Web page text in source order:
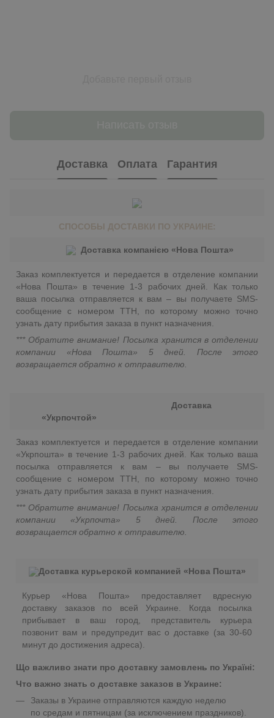
Доставка Оплата Гарантия
СПОСОБЫ ДОСТАВКИ ПО УКРАИНЕ:
Доставка компанією «Нова Пошта»
Заказ комплектуется и передается в отделение компании
«Нова Пошта» в течение 1-3 рабочих дней. Как только
ваша посылка отправляется к вам – вы получаете SMS-
сообщение с номером ТТН, по которому можно точно
узнать дату прибытия заказа в пункт назначения.
*** Обратите внимание! Посылка хранится в отделении
компании «Нова Пошта» 5 дней. После этого
возвращается обратно к отправителю.
Доставка
«Укрпочтой»
Заказ комплектуется и передается в отделение компании
«Укрпошта» в течение 1-3 рабочих дней. Как только ваша
посылка отправляется к вам – вы получаете SMS-
сообщение с номером ТТН, по которому можно точно
узнать дату прибытия заказа в пункт назначения.
*** Обратите внимание! Посылка хранится в отделении
компании «Укрпочта» 5 дней. После этого
возвращается обратно к отправителю.
Доставка курьерской компанией «Нова Пошта»
Курьер «Нова Пошта» предоставляет вдресную
доставку заказов по всей Украине. Когда посылка
прибывает в ваш город, представитель курьера
позвонит вам и предупредит вас о доставке (за 30-60
минут до достижения адреса).
Що важливо знати про доставку замовлень по Україні:
Что важно знать о доставке заказов в Украине:
Заказы в Украине отправляются каждую неделю
по средам и пятницам (за исключением праздников).